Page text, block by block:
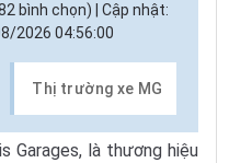
bình chọn) | Cập nhật:
2026 04:56:00
Thị trường xe MG
Garages, là thương hiệu